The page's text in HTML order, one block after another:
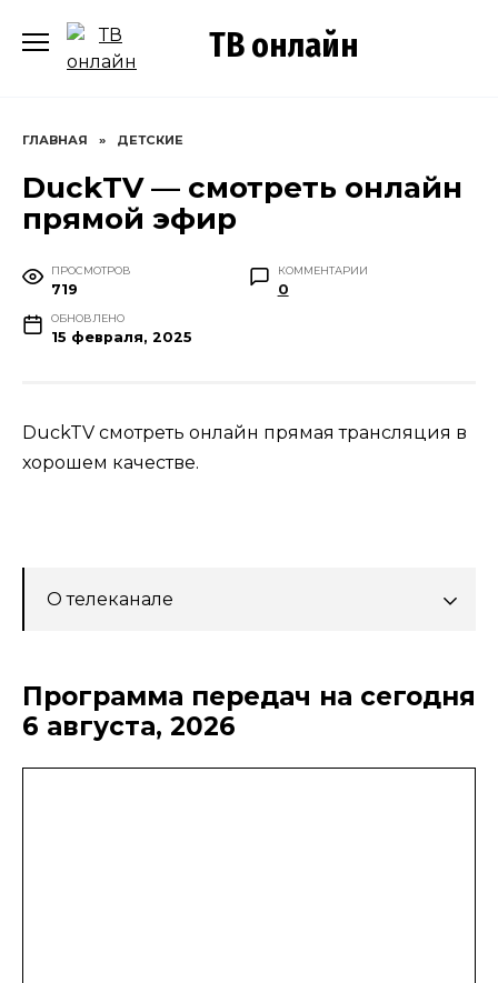
содержанию
ТВ онлайн
ГЛАВНАЯ » ДЕТСКИЕ
DuckTV — смотреть онлайн
прямой эфир
ПРОСМОТРОВ
719
КОММЕНТАРИИ
0
ОБНОВЛЕНО
15 февраля, 2025
DuckTV смотреть онлайн прямая трансляция в
хорошем качестве.
О телеканале
Программа передач на сегодня
6 августа, 2026